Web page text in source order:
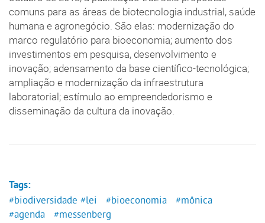
comuns para as áreas de biotecnologia industrial, saúde
humana e agronegócio. São elas: modernização do
marco regulatório para bioeconomia; aumento dos
investimentos em pesquisa, desenvolvimento e
inovação; adensamento da base científico-tecnológica;
ampliação e modernização da infraestrutura
laboratorial; estímulo ao empreendedorismo e
disseminação da cultura da inovação.
Tags:
#biodiversidade #lei #bioeconomia
#mônica
#agenda
#messenberg